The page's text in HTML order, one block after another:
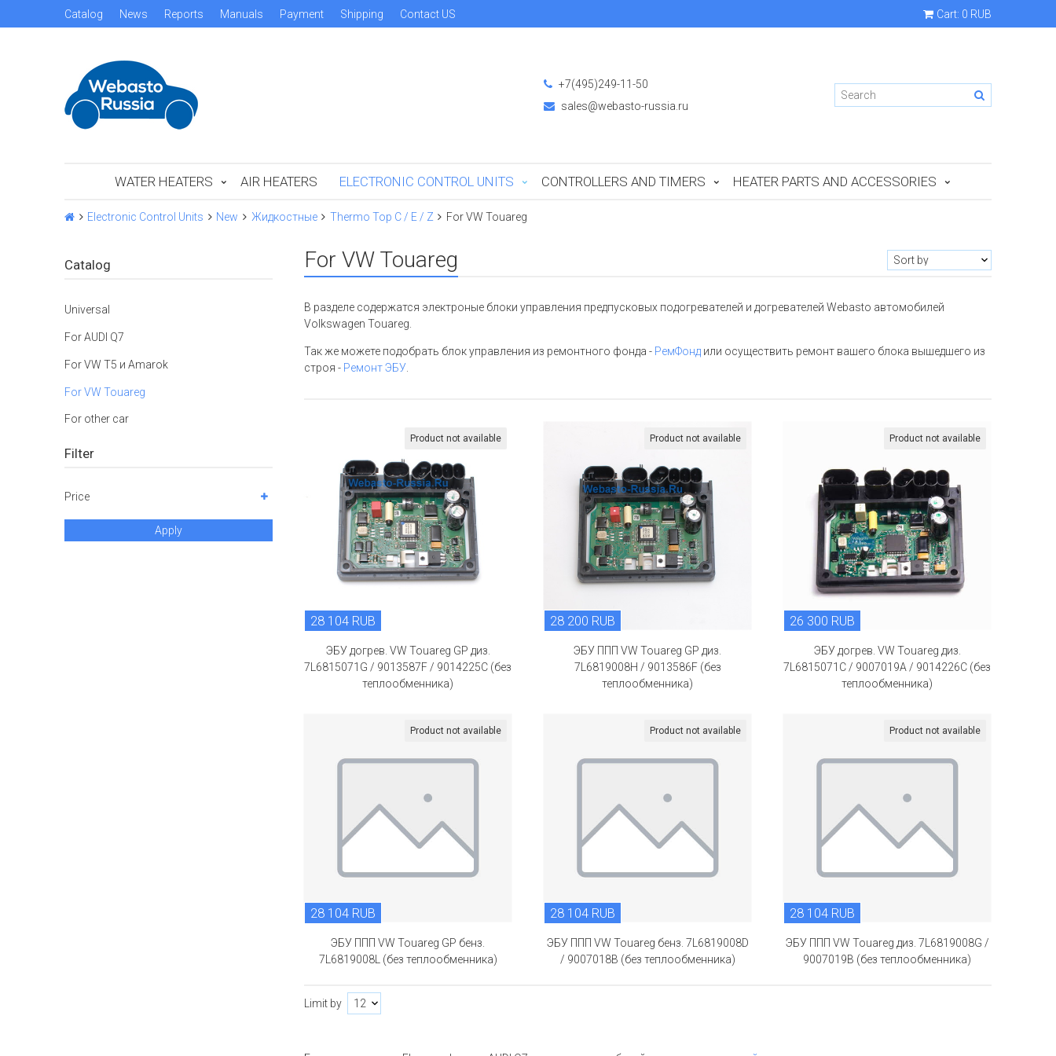
Catalog News Reports Manuals Payment Shipping Contact US Cart: 0 RUB
+7(495)249-11-50
sales@webasto-russia.ru
WATER HEATERS AIR HEATERS ELECTRONIC CONTROL UNITS CONTROLLERS AND TIMERS HEATER PARTS AND ACCESSORIES
Electronic Control Units New Жидкостные Thermo Top C / E / Z For VW Touareg
Catalog
Universal
For AUDI Q7
For VW T5 и Amarok
For VW Touareg
For other car
Filter
Price
Apply
For VW Touareg
В разделе содержатся электроные блоки управления предпусковых подогревателей и догревателей Webasto автомобилей
Volkswagen Touareg.
Так же можете подобрать блок управления из ремонтного фонда - РемФонд или осуществить ремонт вашего блока вышедшего из
строя - Ремонт ЭБУ
Product not available
28 104 RUB
ЭБУ догрев. VW Touareg GP диз.
7L6815071G / 9013587F / 9014225C (без
теплообменника)
Product not available
28 200 RUB
ЭБУ ППП VW Touareg GP диз.
7L6819008H / 9013586F (без
теплообменника)
Product not available
26 300 RUB
ЭБУ догрев. VW Touareg диз.
7L6815071С / 9007019A / 9014226C (без
теплообменника)
Product not available
28 104 RUB
ЭБУ ППП VW Touareg GP бенз.
7L6819008L (без теплообменника)
Product not available
28 104 RUB
ЭБУ ППП VW Touareg бенз. 7L6819008D
/ 9007018B (без теплообменника)
Product not available
28 104 RUB
ЭБУ ППП VW Touareg диз. 7L6819008G /
9007019B (без теплообменника)
Limit by